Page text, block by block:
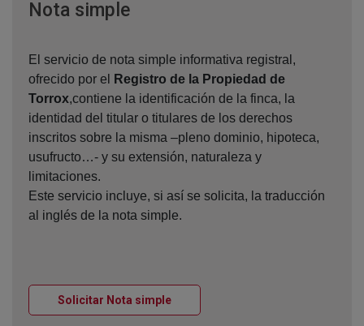
Nota simpleVentana nueva
El servicio de nota simple informativa registral,
ofrecido por el
Registro de la Propiedad de
Torrox,contiene la identificación de la finca, la
identidad del titular o titulares de los derechos
inscritos sobre la misma –pleno dominio, hipoteca,
usufructo…- y su extensión, naturaleza y
limitaciones.
Este servicio incluye, si así se solicita, la traducción
al inglés de la nota simple.
Solicitar Nota simpleVentana nueva